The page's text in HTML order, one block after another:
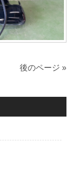
後のページ »